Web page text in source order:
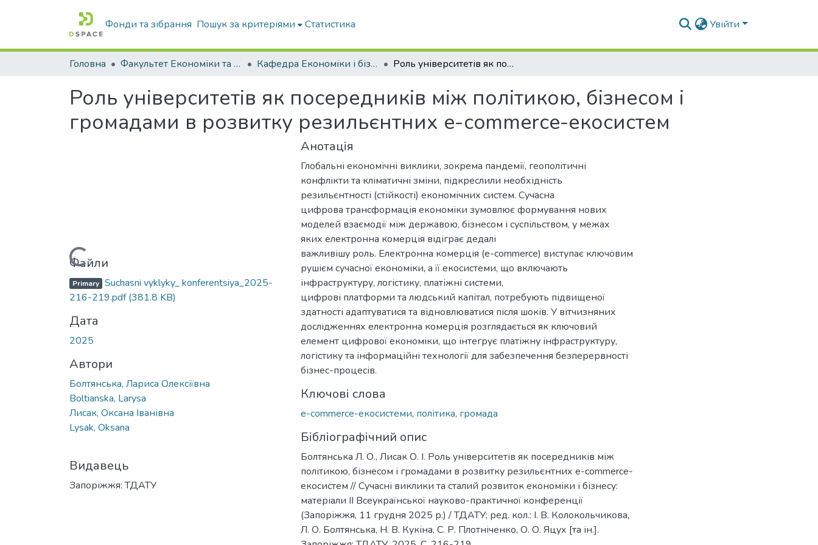
Фонди та зібрання Пошук за критеріями Статистика Увійти
Головна Факультет Економіки та бізнесу Кафедра Економіки і бізнесу Роль університетів як посередників між політикою, бізнесом і громадами в розвитку резильєнтних e-commerce-екосистем
Роль університетів як посередників між політикою, бізнесом і
громадами в розвитку резильєнтних e-commerce-екосистем
Вантажиться...
Файли
Primary Suchasni vyklyky_ konferentsiya_2025-
216-219.pdf(381.8 KB)
Дата
2025
Автори
Болтянська, Лариса Олексіївна
Boltianska, Larysa
Лисак, Оксана Іванівна
Lysak, Oksana
Видавець
Запоріжжя: ТДАТУ
Анотація
Глобальні економічні виклики, зокрема пандемії, геополітичні
конфлікти та кліматичні зміни, підкреслили необхідність
резильєнтності (стійкості) економічних систем. Сучасна
цифрова трансформація економіки зумовлює формування нових
моделей взаємодії між державою, бізнесом і суспільством, у межах
яких електронна комерція відіграє дедалі
важливішу роль. Електронна комерція (e-commerce) виступає ключовим
рушієм сучасної економіки, а її екосистеми, що включають
інфраструктуру, логістику, платіжні системи,
цифрові платформи та людський капітал, потребують підвищеної
здатності адаптуватися та відновлюватися після шоків. У вітчизняних
дослідженнях електронна комерція розглядається як ключовий
елемент цифрової економіки, що інтегрує платіжну інфраструктуру,
логістику та інформаційні технології для забезпечення безперервності
бізнес-процесів.
Ключові слова
e-commerce-екосистеми, політика, громада
Бібліографічний опис
Болтянська Л. О., Лисак О. І. Роль університетів як посередників між
політикою, бізнесом і громадами в розвитку резильєнтних e-commerce-
екосистем // Сучасні виклики та сталий розвиток економіки і бізнесу:
матеріали IІ Всеукраїнської науково-практичної конференції
(Запоріжжя, 11 грудня 2025 р.) / ТДАТУ; ред. кол.: І. В. Колокольчикова,
Л. О. Болтянська, Н. В. Кукіна, С. Р. Плотніченко, О. О. Яцух [та ін.].